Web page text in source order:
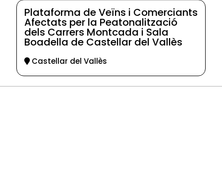
Plataforma de Veïns i Comerciants
Afectats per la Peatonalització
dels Carrers Montcada i Sala
Boadella de Castellar del Vallès
Castellar del Vallès